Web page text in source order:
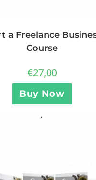
a Freelance
Course
€27,00
Buy Now